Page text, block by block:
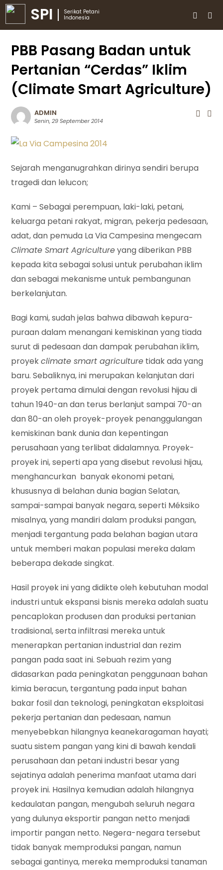
SPI
Serikat Petani
Indonesia
PBB Pasang Badan untuk
Pertanian “Cerdas” Iklim
(Climate Smart Agriculture)
ADMIN
Senin, 29 September 2014
Sejarah menganugrahkan dirinya sendiri berupa
tragedi dan lelucon;
Kami – Sebagai perempuan, laki-laki, petani,
keluarga petani rakyat, migran, pekerja pedesaan,
adat, dan pemuda La Via Campesina mengecam
Climate Smart Agricultureyang diberikan PBB
kepada kita sebagai solusi untuk perubahan iklim
dan sebagai mekanisme untuk pembangunan
berkelanjutan.
Bagi kami, sudah jelas bahwa dibawah kepura-
puraan dalam menangani kemiskinan yang tiada
surut di pedesaan dan dampak perubahan iklim,
proyekclimate smart agriculture tidak ada yang
baru. Sebaliknya, ini merupakan kelanjutan dari
proyek pertama dimulai dengan revolusi hijau di
tahun 1940-an dan terus berlanjut sampai 70-an
dan 80-an oleh proyek-proyek penanggulangan
kemiskinan bank dunia dan kepentingan
perusahaan yang terlibat didalamnya. Proyek-
proyek ini, seperti apa yang disebut revolusi hijau,
menghancurkan banyak ekonomi petani,
khususnya di belahan dunia bagian Selatan,
sampai-sampai banyak negara, seperti Méksiko
misalnya, yang mandiri dalam produksi pangan,
menjadi tergantung pada belahan bagian utara
untuk memberi makan populasi mereka dalam
beberapa dekade singkat.
Hasil proyek ini yang didikte oleh kebutuhan modal
industri untuk ekspansi bisnis mereka adalah suatu
pencaplokan produsen dan produksi pertanian
tradisional, serta infiltrasi mereka untuk
menerapkan pertanian industrial dan rezim
pangan pada saat ini. Sebuah rezim yang
didasarkan pada peningkatan penggunaan bahan
kimia beracun, tergantung pada input bahan
bakar fosil dan teknologi, peningkatan eksploitasi
pekerja pertanian dan pedesaan, namun
menyebebkan hilangnya keanekaragaman hayati;
suatu sistem pangan yang kini di bawah kendali
perusahaan dan petani industri besar yang
sejatinya adalah penerima manfaat utama dari
proyek ini. Hasilnya kemudian adalah hilangnya
kedaulatan pangan, mengubah seluruh negara
yang dulunya eksportir pangan netto menjadi
importir pangan netto. Negera-negara tersebut
tidak banyak memproduksi pangan, namun
sebagai gantinya, mereka memproduksi tanaman